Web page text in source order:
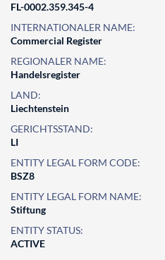
FL-0002.359.345-4
INTERNATIONALER NAME:
Commercial Register
REGIONALER NAME:
Handelsregister
LAND:
Liechtenstein
GERICHTSSTAND:
LI
ENTITY LEGAL FORM CODE:
BSZ8
ENTITY LEGAL FORM NAME:
Stiftung
ENTITY STATUS:
ACTIVE